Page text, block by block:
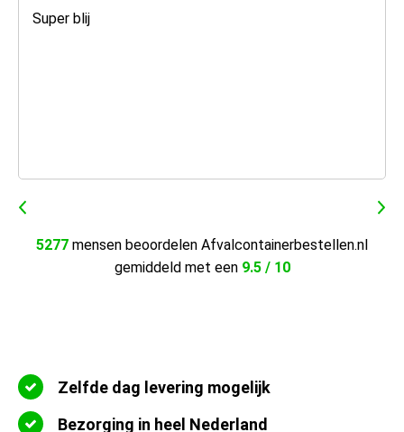
Super blij
5277 mensen beoordelen Afvalcontainerbestellen.nl
gemiddeld met een 9.5 / 10
Zelfde dag levering mogelijk
Bezorging in heel Nederland